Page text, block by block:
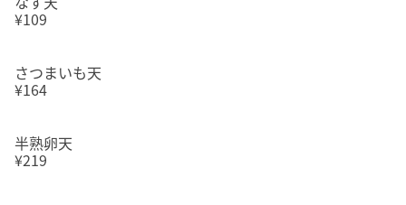
¥109
さつまいも天
¥164
半熟卵天
¥219